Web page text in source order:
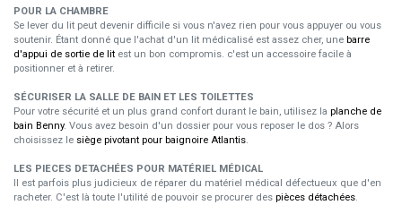
POUR LA CHAMBRE
Se lever du lit peut devenir difficile si vous n'avez rien pour vous appuyer ou vous
soutenir. Étant donné que l'achat d'un lit médicalisé est assez cher, une barre
d'appui de sortie de lit est un bon compromis. c'est un accessoire facile à
positionner et à retirer.
SÉCURISER LA SALLE DE BAIN ET LES TOILETTES
Pour votre sécurité et un plus grand confort durant le bain, utilisez la planche de
bain Benny. Vous avez besoin d'un dossier pour vous reposer le dos ? Alors
choisissez le siège pivotant pour baignoire Atlantis.
LES PIECES DETACHÉES POUR MATÉRIEL MÉDICAL
Il est parfois plus judicieux de réparer du matériel médical défectueux que d'en
racheter. C'est là toute l'utilité de pouvoir se procurer des pièces détachées.